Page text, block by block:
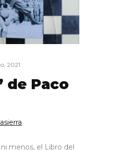
2021
de Paco
menos, el Libro del